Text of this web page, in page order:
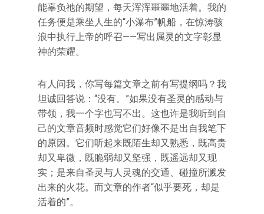
能辜负祂的期望，每天浑浑噩噩地活着。我的
任务便是乘坐人生的“小瀑布”帆船，在惊涛骇
浪中执行上帝的呼召——写出属灵的文字彰显
神的荣耀。
有人问我，你写每篇文章之前有写提纲吗？我
坦诚回答说：“没有。”如果没有圣灵的感动与
带领，我一个字也写不出。这也许是我听到自
己的文章音频时感觉它们好像不是出自我笔下
的原因。它们听起来既陌生却又熟悉，既高贵
却又卑微，既脆弱却又坚强，既遥远却又现
实；是来自圣灵与人灵魂的交通、碰撞所溅发
出来的火花。而文章的作者“似乎要死，却是
活着的”。